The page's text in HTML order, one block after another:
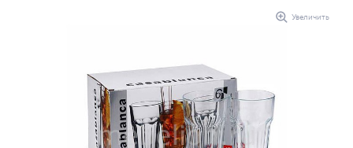
Увеличить